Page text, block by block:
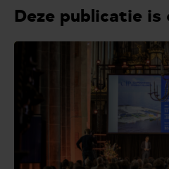
Deze publicatie is